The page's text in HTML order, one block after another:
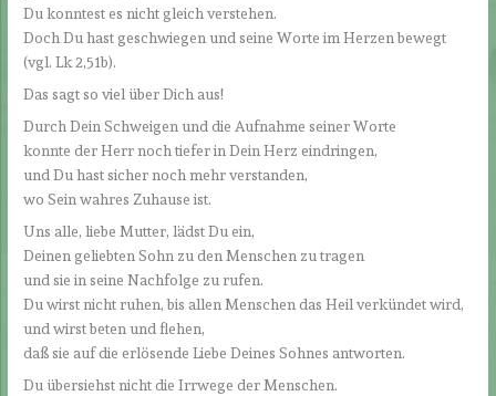
Du konntest es nicht gleich verstehen.
Doch Du hast geschwiegen und seine Worte im Herzen bewegt
(vgl. Lk 2,51b).
Das sagt so viel über Dich aus!
Durch Dein Schweigen und die Aufnahme seiner Worte
konnte der Herr noch tiefer in Dein Herz eindringen,
und Du hast sicher noch mehr verstanden,
wo Sein wahres Zuhause ist.
Uns alle, liebe Mutter, lädst Du ein,
Deinen geliebten Sohn zu den Menschen zu tragen
und sie in seine Nachfolge zu rufen.
Du wirst nicht ruhen, bis allen Menschen das Heil verkündet wird,
und wirst beten und flehen,
daß sie auf die erlösende Liebe Deines Sohnes antworten.
Du übersiehst nicht die Irrwege der Menschen.